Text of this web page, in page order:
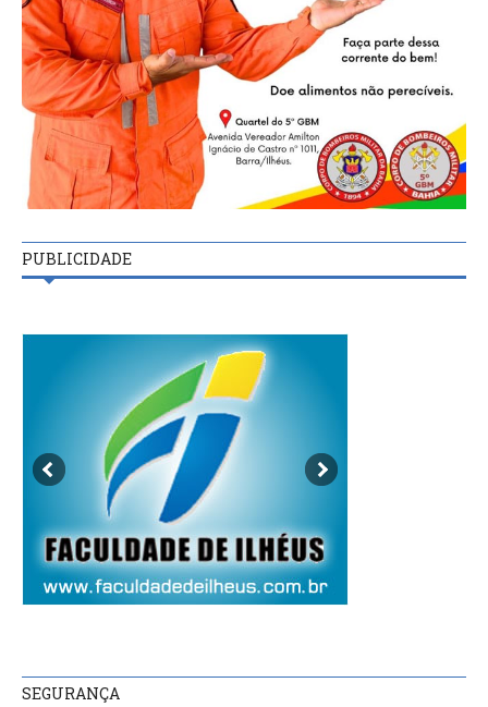
PUBLICIDADE
SEGURANÇA